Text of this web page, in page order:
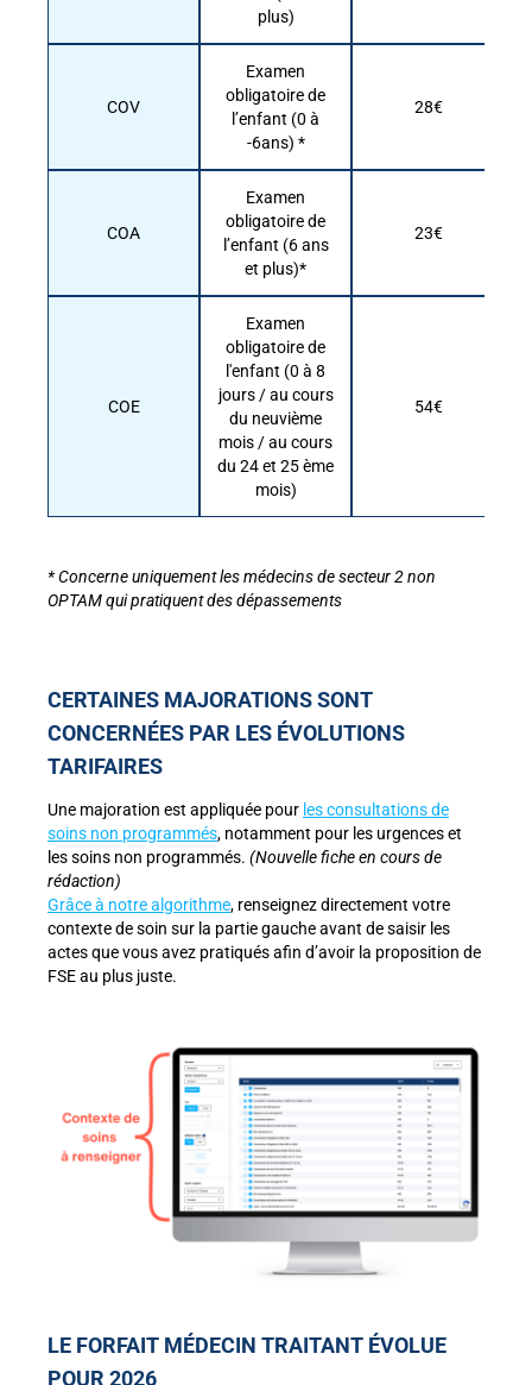
plus)
COV
Examen
obligatoire de
l’enfant (0 à
-6ans) *
28€
COA
Examen
obligatoire de
l’enfant (6 ans
et plus)*
23€
COE
Examen
obligatoire de
l'enfant (0 à 8
jours / au cours
du neuvième
mois / au cours
du 24 et 25 ème
mois)
54€
* Concerne uniquement les médecins de secteur 2 non
OPTAM qui pratiquent des dépassements
CERTAINES MAJORATIONS SONT
CONCERNÉES PAR LES ÉVOLUTIONS
TARIFAIRES
Une majoration est appliquée pour les consultations de
soins non programmés, notamment pour les urgences et
les soins non programmés. (Nouvelle fiche en cours de
rédaction)
Grâce à notre algorithme, renseignez directement votre
contexte de soin sur la partie gauche avant de saisir les
actes que vous avez pratiqués afin d’avoir la proposition de
FSE au plus juste.
LE FORFAIT MÉDECIN TRAITANT ÉVOLUE
POUR 2026